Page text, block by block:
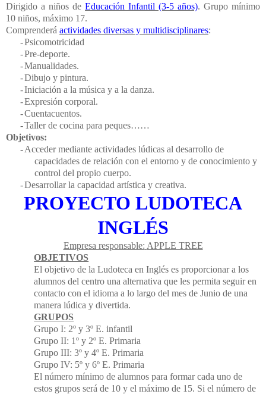
Dirigido a niños de Educación Infantil (3-5 años). Grupo mínimo
10 niños, máximo 17.
Comprenderá actividades diversas y multidisciplinares:
-Psicomotricidad
-Pre-deporte.
-Manualidades.
-Dibujo y pintura.
-Iniciación a la música y a la danza.
-Expresión corporal.
-Cuentacuentos.
-Taller de cocina para peques……
Objetivos:
-Acceder mediante actividades lúdicas al desarrollo de
capacidades de relación con el entorno y de conocimiento y
control del propio cuerpo.
-Desarrollar la capacidad artística y creativa.
PROYECTO LUDOTECA
INGLÉS
Empresa responsable: APPLE TREE
OBJETIVOS
El objetivo de la Ludoteca en Inglés es proporcionar a los
alumnos del centro una alternativa que les permita seguir en
contacto con el idioma a lo largo del mes de Junio de una
manera lúdica y divertida.
GRUPOS
Grupo I: 2º y 3º E. infantil
Grupo II: 1º y 2º E. Primaria
Grupo III:3º y 4º E. Primaria
Grupo IV: 5º y 6º E. Primaria
El número mínimo de alumnos para formar cada uno de
estos grupos será de 10 y el máximo de 15. Si el número de